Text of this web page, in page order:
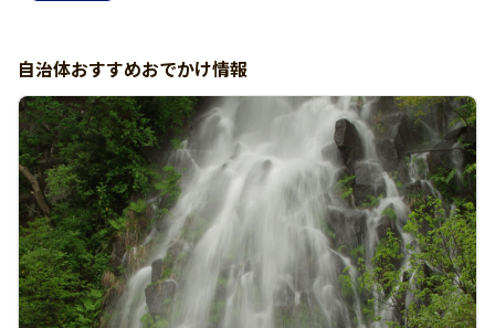
自治体おすすめおでかけ情報